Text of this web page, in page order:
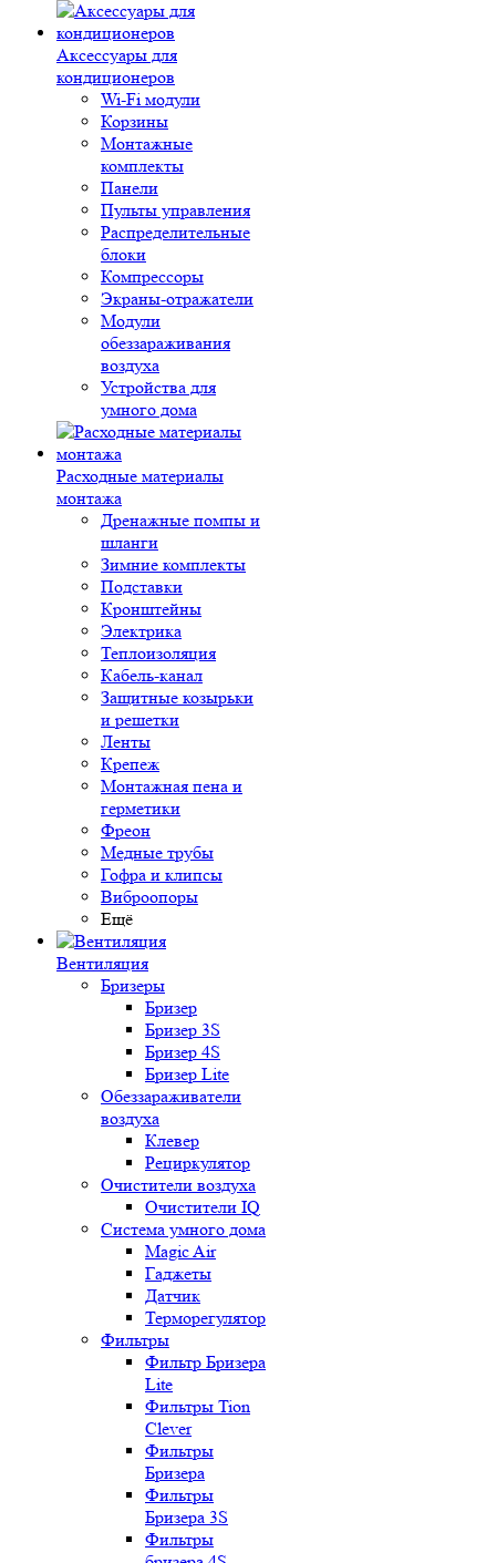
Аксессуары для
кондиционеров
Wi-Fi модули
Корзины
Монтажные
комплекты
Панели
Пульты управления
Распределительные
блоки
Компрессоры
Экраны-отражатели
Модули
обеззараживания
воздуха
Устройства для
умного дома
Расходные материалы
монтажа
Дренажные помпы и
шланги
Зимние комплекты
Подставки
Кронштейны
Электрика
Теплоизоляция
Кабель-канал
Защитные козырьки
и решетки
Ленты
Крепеж
Монтажная пена и
герметики
Фреон
Медные трубы
Гофра и клипсы
Виброопоры
Ещё
Вентиляция
Бризеры
Бризер
Бризер 3S
Бризер 4S
Бризер Lite
Обеззараживатели
воздуха
Клевер
Рециркулятор
Очистители воздуха
Очистители IQ
Система умного дома
Magic Air
Гаджеты
Датчик
Терморегулятор
Фильтры
Фильтр Бризера
Lite
Фильтры Tion
Clever
Фильтры
Бризера
Фильтры
Бризера 3S
Фильтры